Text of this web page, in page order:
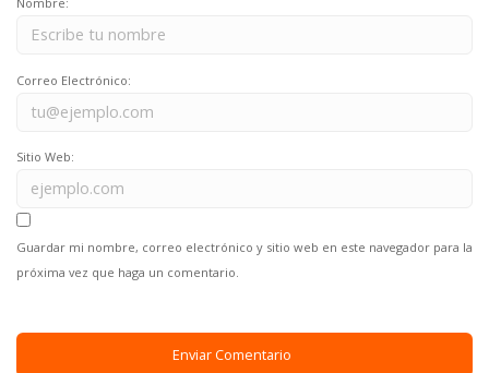
Correo Electrónico:
Sitio Web:
Guardar mi nombre, correo electrónico y sitio web en este navegador para la
próxima vez que haga un comentario.